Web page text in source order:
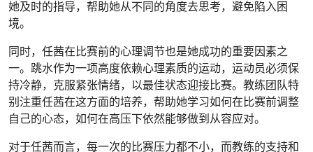
她及时的指导，帮助她从不同的角度去思考，避免陷入困
境。
同时，任茜在比赛前的心理调节也是她成功的重要因素之
一。跳水作为一项高度依赖心理素质的运动，运动员必须保
持冷静，克服紧张情绪，以最佳状态迎接比赛。教练团队特
别注重任茜在这方面的培养，帮助她学习如何在比赛前调整
自己的心态，如何在高压下依然能够做到从容应对。
对于任茜而言，每一次的比赛压力都不小，而教练的支持和